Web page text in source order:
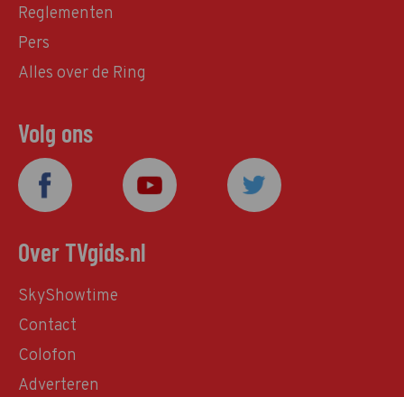
Reglementen
Pers
Alles over de Ring
Volg ons
Over TVgids.nl
SkyShowtime
Contact
Colofon
Adverteren